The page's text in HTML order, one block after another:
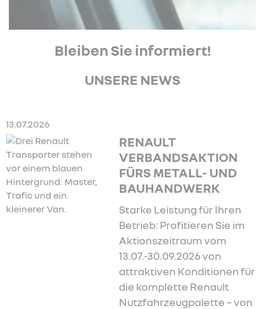
Bleiben Sie informiert!
UNSERE NEWS
13.07.2026
RENAULT
VERBANDSAKTION
FÜRS METALL- UND
BAUHANDWERK
Starke Leistung für Ihren
Betrieb: Profitieren Sie im
Aktionszeitraum vom
13.07.-30.09.2026 von
attraktiven Konditionen für
die komplette Renault
Nutzfahrzeugpalette – von